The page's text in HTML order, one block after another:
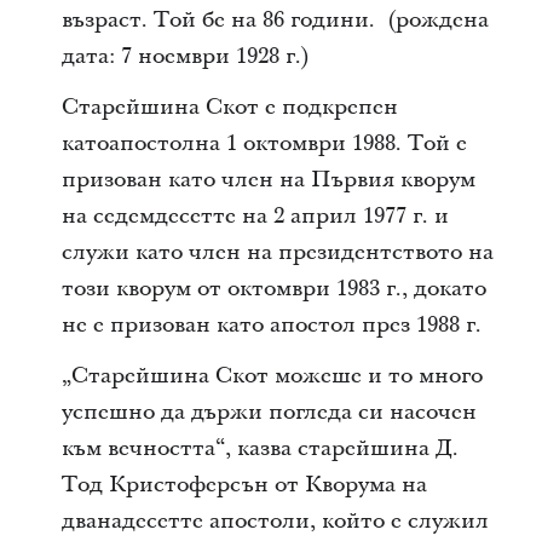
възраст. Той бе на 86 години. (рождена
дата: 7 ноември 1928 г.)
Старейшина Скот е подкрепен
катоапостолна 1 октомври 1988. Той е
призован като член на Първия кворум
на седемдесетте на 2 април 1977 г. и
служи като член на президентството на
този кворум от октомври 1983 г., докато
не е призован като апостол през 1988 г.
„Старейшина Скот можеше и то много
успешно да държи погледа си насочен
към вечността“, казва старейшина Д.
Тод Кристоферсън от Кворума на
дванадесетте апостоли, който е служил